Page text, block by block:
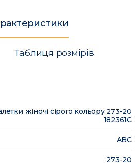
Таблиця розмірів
жіночі сірого кольору 273-20
182361C
ABC
273-20